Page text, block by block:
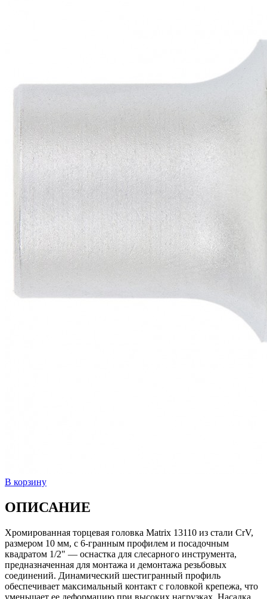
В корзину
ОПИСАНИЕ
Хромированная торцевая головка Matrix 13110 из стали CrV,
размером 10 мм, с 6-гранным профилем и посадочным
квадратом 1/2" — оснастка для слесарного инструмента,
предназначенная для монтажа и демонтажа резьбовых
соединений. Динамический шестигранный профиль
обеспечивает максимальный контакт с головкой крепежа, что
уменьшает ее деформацию при высоких нагрузках. Насадка